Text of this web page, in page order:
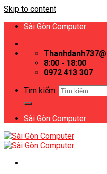
Skip to content
Sài Gòn Computer
8:00 - 18:00
0972 413 307
Tìm kiếm:
Sài Gòn Computer